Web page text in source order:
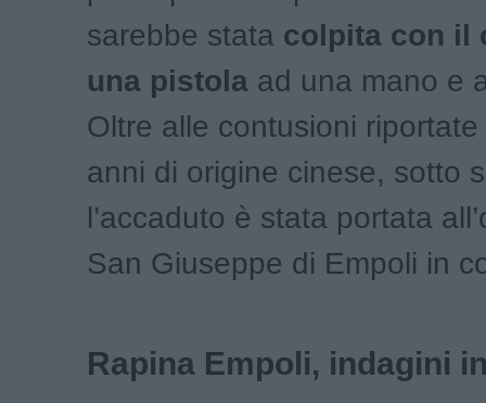
sarebbe stata colpita con il
una pistola ad una mano e
Oltre alle contusioni
anni di origine cinese, sotto
l’accaduto è stata portata
San Giuseppe di Empoli in
Rapina Empoli, indagini